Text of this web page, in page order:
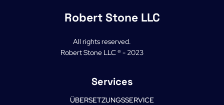
Robert Stone LLC
All rights reserved.
Robert Stone LLC ® - 2023
Services
ÜBERSETZUNGSSERVICE